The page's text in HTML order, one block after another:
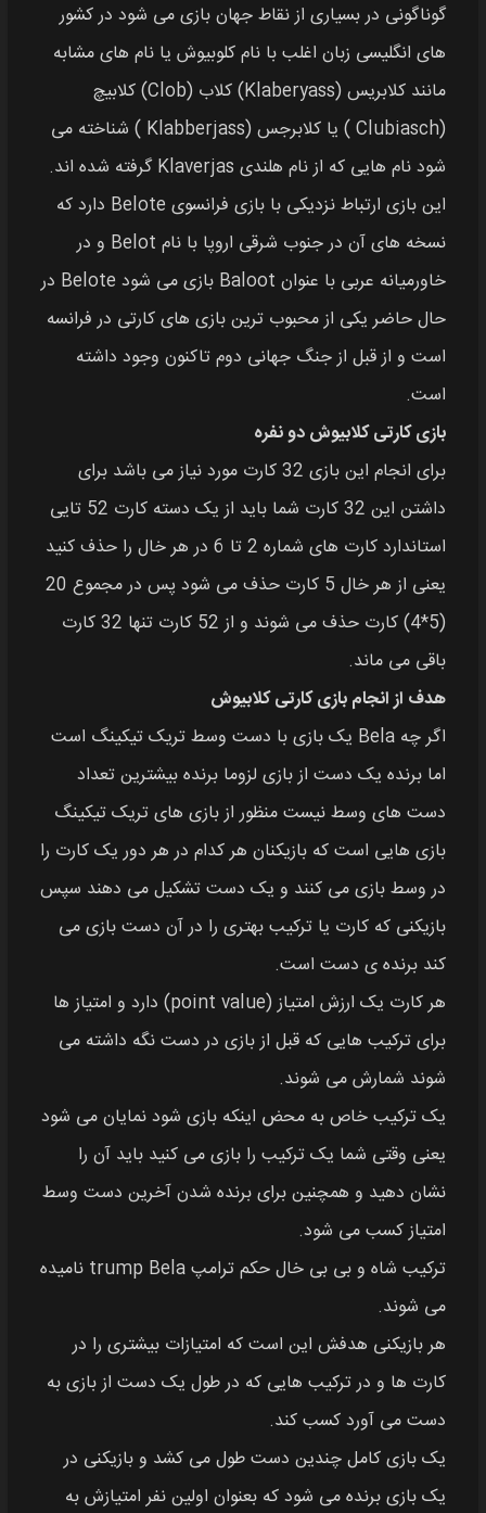
گوناگونی در بسیاری از نقاط جهان بازی می شود در کشور
های انگلیسی زبان اغلب با نام کلوبیوش یا نام‌ های مشابه
مانند کلابریس (Klaberyass) کلاب (Clob) کلابیچ
(Clubiasch ) یا کلابرجس (Klabberjass ) شناخته می‌
شود نام‌ هایی که از نام هلندی Klaverjas گرفته شده‌ اند.
این بازی ارتباط نزدیکی با بازی فرانسوی Belote دارد که
نسخه‌ های آن در جنوب شرقی اروپا با نام Belot و در
خاورمیانه عربی با عنوان Baloot بازی می‌ شود Belote در
حال حاضر یکی از محبوب ترین بازی های کارتی در فرانسه
است و از قبل از جنگ جهانی دوم تاکنون وجود داشته
است.
بازی کارتی کلابیوش دو نفره
برای انجام این بازی 32 کارت مورد نیاز می‌ باشد برای
داشتن این 32 کارت شما باید از یک دسته کارت 52 تایی
استاندارد کارت‌ های شماره 2 تا 6 در هر خال را حذف کنید
یعنی از هر خال 5 کارت حذف می‌ شود پس در مجموع 20
(5*4) کارت حذف می‌ شوند و از 52 کارت تنها 32 کارت
باقی می‌ ماند.
هدف از انجام بازی کارتی کلابیوش
اگر چه Bela یک بازی با دست وسط تریک تیکینگ است
اما برنده یک دست از بازی لزوما برنده بیشترین تعداد
دست‌ های وسط نیست منظور از بازی‌ های تریک تیکینگ
بازی‌ هایی است که بازیکنان هر کدام در هر دور یک کارت را
در وسط بازی می‌ کنند و یک دست تشکیل می‌ دهند سپس
بازیکنی که کارت یا ترکیب بهتری را در آن دست بازی می‌
کند برنده‌ ی دست است.
هر کارت یک ارزش امتیاز (point value) دارد و امتیاز ها
برای ترکیب هایی که قبل از بازی در دست نگه داشته می
شوند شمارش می شوند.
یک ترکیب خاص به محض اینکه بازی شود نمایان می‌ شود
یعنی وقتی شما یک ترکیب را بازی می‌ کنید باید آن را
نشان دهید و همچنین برای برنده شدن آخرین دست وسط
امتیاز کسب می‌ شود.
ترکیب شاه و بی بی خال حکم ترامپ trump Bela نامیده
می‌ شوند.
هر بازیکنی هدفش این است که امتیازات بیشتری را در
کارت‌ ها و در ترکیب‌ هایی که در طول یک دست از بازی به
دست می‌ آورد کسب کند.
یک بازی کامل چندین دست طول می‌ کشد و بازیکنی در
یک بازی برنده می‌ شود که بعنوان اولین نفر امتیازش به